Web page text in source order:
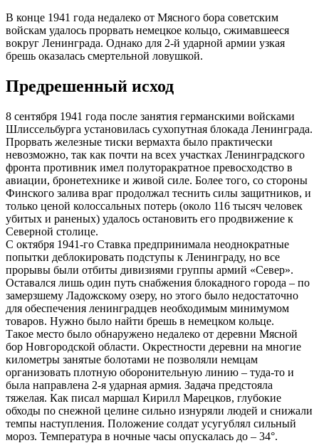
В конце 1941 года недалеко от Мясного бора советским
войскам удалось прорвать немецкое кольцо, сжимавшееся
вокруг Ленинграда. Однако для 2-й ударной армии узкая
брешь оказалась смертельной ловушкой.
Предрешенный исход
8 сентября 1941 года после занятия германскими войсками
Шлиссельбурга установилась сухопутная блокада Ленинграда.
Прорвать железные тиски вермахта было практически
невозможно, так как почти на всех участках Ленинградского
фронта противник имел полуторакратное превосходство в
авиации, бронетехнике и живой силе. Более того, со стороны
Финского залива враг продолжал теснить силы защитников, и
только ценой колоссальных потерь (около 116 тысяч человек
убитых и раненых) удалось остановить его продвижение к
Северной столице.
С октября 1941-го Ставка предпринимала неоднократные
попытки деблокировать подступы к Ленинграду, но все
прорывы были отбиты дивизиями группы армий «Север».
Оставался лишь один путь снабжения блокадного города – по
замерзшему Ладожскому озеру, но этого было недостаточно
для обеспечения ленинградцев необходимым минимумом
товаров. Нужно было найти брешь в немецком кольце.
Такое место было обнаружено недалеко от деревни Мясной
бор Новгородской области. Окрестности деревни на многие
километры занятые болотами не позволяли немцам
организовать плотную оборонительную линию – туда-то и
была направлена 2-я ударная армия. Задача предстояла
тяжелая. Как писал маршал Кирилл Марецков, глубокие
обходы по снежной целине сильно изнуряли людей и снижали
темпы наступления. Положение солдат усугублял сильный
мороз. Температура в ночные часы опускалась до – 34°.